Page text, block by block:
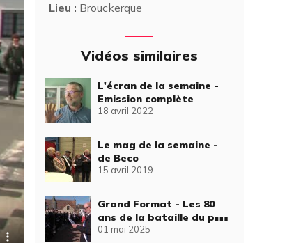
Lieu : Brouckerque
Vidéos similaires
L'écran de la semaine -
Emission complète
18 avril 2022
Le mag de la semaine -
de Beco
15 avril 2019
Grand Format - Les 80
ans de la bataille du pont
de Spycker
01 mai 2025